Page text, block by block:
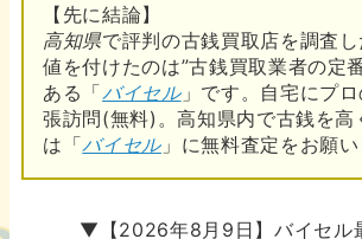
【先に結論】
高知県で評判の古銭買取店を調査
値を付けたのは”古銭買取業者の定
ある「バイセル」です。自宅にプ
張訪問(無料)。高知県内で古銭を高
は「バイセル」に無料査定をお願い
▼【2026年8月9日】バイセル